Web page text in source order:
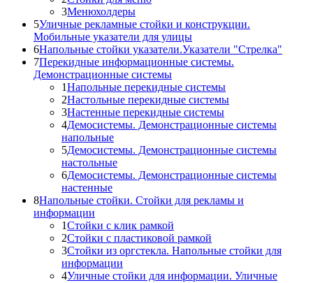
3Менюхолдеры
5Уличные рекламные стойки и конструкции.
Мобильные указатели для улицы
6Напольные стойки указатели.Указатели "Стрелка"
7Перекидные информационные системы.
Демонстрационные системы
1Напольные перекидные системы
2Настольные перекидные системы
3Настенные перекидные системы
4Демосистемы. Демонстрационные системы
напольные
5Демосистемы. Демонстрационные системы
настольные
6Демосистемы. Демонстрационные системы
настенные
8Напольные стойки. Стойки для рекламы и
информации
1Стойки с клик рамкой
2Стойки с пластиковой рамкой
3Стойки из оргстекла. Напольные стойки для
информации
4Уличные стойки для информации. Уличные